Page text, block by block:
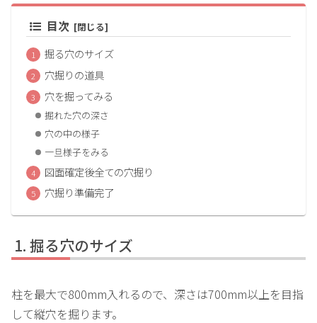
目次
掘る穴のサイズ
穴掘りの道具
穴を掘ってみる
掘れた穴の深さ
穴の中の様子
一旦様子をみる
図面確定後全ての穴掘り
穴掘り準備完了
掘る穴のサイズ
柱を最大で800mm入れるので、深さは700mm以上を目指
して縦穴を掘ります。